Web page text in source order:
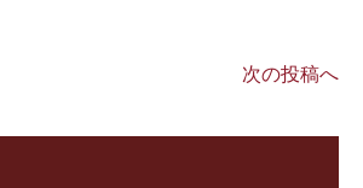
次の投稿へ